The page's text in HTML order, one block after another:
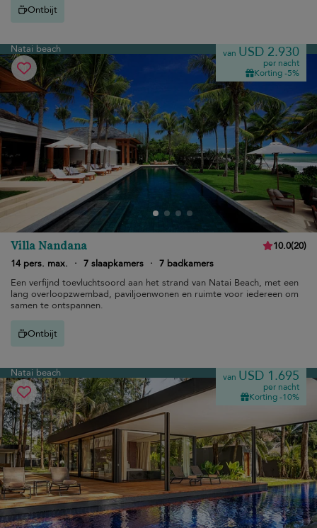
Ontbijt
Natai beach van USD 2.930
per nacht
Korting -5%
Villa Nandana 10.0(20)
14 pers. max.
· 7 slaapkamers · 7 badkamers
Een verfijnd toevluchtsoord aan het strand van Natai Beach, met een
lang overloopzwembad, paviljoenwonen en ruimte voor iedereen om
samen te ontspannen.
Ontbijt
Natai beach van USD 1.695
per nacht
Korting -10%